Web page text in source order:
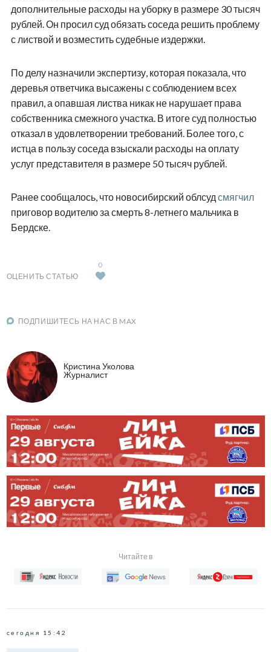
дополнительные расходы на уборку в размере 30 тысяч
рублей. Он просил суд обязать соседа решить проблему
с листвой и возместить судебные издержки.
По делу назначили экспертизу, которая показала, что
деревья ответчика высажены с соблюдением всех
правил, а опавшая листва никак не нарушает права
собственника смежного участка. В итоге суд полностью
отказал в удовлетворении требований. Более того, с
истца в пользу соседа взыскали расходы на оплату
услуг представителя в размере 50 тысяч рублей.
Ранее сообщалось, что новосибирский облсуд смягчил
приговор водителю за смерть 8-летнего мальчика в
Бердске.
ОЦЕНИТЬ СТАТЬЮ
0
ПОДПИШИТЕСЬ НА НАС В MAX
Кристина Уколова
Журналист
Читайте в
сегодня 15:42